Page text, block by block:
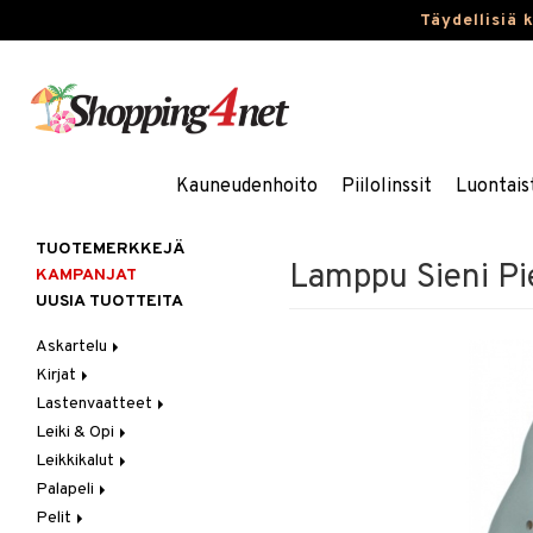
Täydellisiä
Kauneudenhoito Piilolinssit
Lamppu Sieni
TUOTEMERKKEJÄ
KAMPANJAT
UUSIA TUOTTEITA
Askartelu
Askartelumateriaalit
Askartelusetti
Helmet
Koulutarvikkeet
Muovailuvaha
Piirrä ja maalaa
Kirjat
Askartelukirjat
Maalauskirjat
Päiväkirjat
Lastenvaatteet
Alaosat
Leggingsit
Alusvaatteet & Sukat
Kengät
Mekot
Leiki & Opi
Opetuslelut
Oppimispelit
Soittimet
Leikkikalut
Ajoneuvot
Autoradat
Eläimet
Palapeli
1000 palaa
Pelit